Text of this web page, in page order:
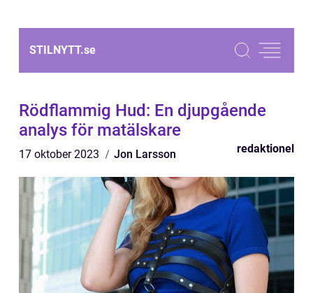
STILNYTT.se
Rödflammig Hud: En djupgående
analys för matälskare
17 oktober 2023 Jon Larsson redaktionel